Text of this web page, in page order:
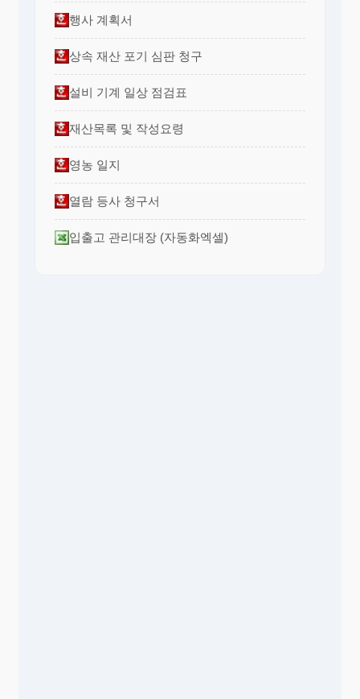
행사 계획서
상속 재산 포기 심판 청구
설비 기계 일상 점검표
재산목록 및 작성요령
영농 일지
열람 등사 청구서
입출고 관리대장 (자동화엑셀)